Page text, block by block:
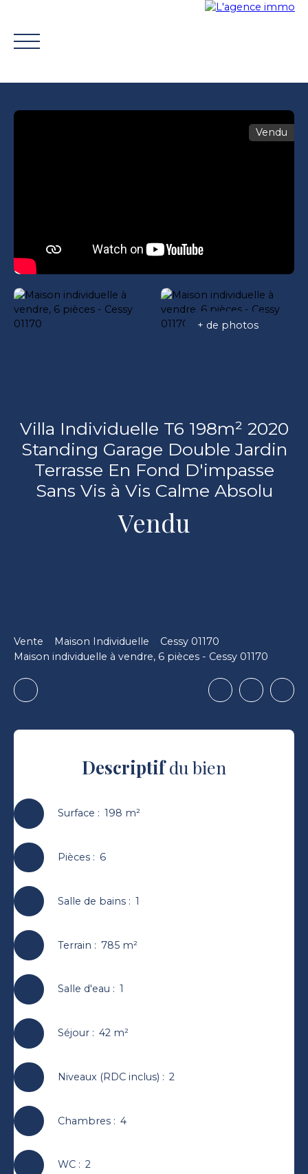
Vendu
+ de photos
Villa Individuelle T6 198m² 2020
Standing Garage Double Jardin
Terrasse En Fond D'impasse
Sans Vis à Vis Calme Absolu
Vendu
Vente Maison Individuelle
Cessy 01170
Maison individuelle à vendre, 6 pièces - Cessy 01170
Descriptifdu bien
Surface : 198 m²
Pièces: 6
Salle de bains: 1
Terrain : 785 m²
Salle d'eau : 1
Séjour: 42 m²
Niveaux (RDC inclus) : 2
Chambres: 4
WC: 2